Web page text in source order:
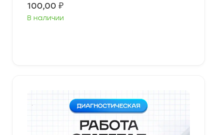
100,00 ₽
В наличии